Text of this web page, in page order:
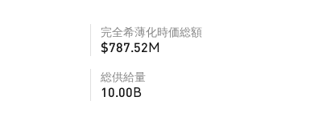
完全希薄化時価総額
$787.52M
総供給量
10.00B